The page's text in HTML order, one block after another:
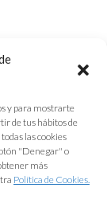
y para mostrarte
de tus hábitos de
las cookies
"Denegar" o
más
Política de Cookies.